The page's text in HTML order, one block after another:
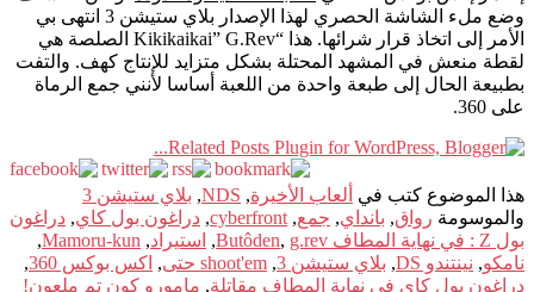
وضع ملء الشاشة الحصري لهذا الإصدار بلاي ستيشن 3 انتهى بي
الأمر إلى اتخاذ قرار شرائها. هذا “Kikikaikai” G.Rev الصلصة هي
لقطة منعش في المشهد المحتلة بشكل متزايد للإنتاج كهف. والتفت
بطبيعة الحال إلى طبعة واحدة من اللعبة أساسا لأنني جمع الرماة
على 360.
هذا الموضوع كتب في ألعاب الأخيرة,
NDS
, بلاي ستيشن 3
والموسومة رواق, بانداي, جمع,
cyberfront
, دراغون بول كاي, دراغون
بول Z : في نهاية المطاف Butôden
, g.rev
, استيراد,
Mamoru-kun
,
نامكو, نينتندو DS , بلاي ستيشن 3 , shoot'em حتى , اكس بوكس 360
,
دراغون بول كاي في نهاية المطاف مقاتلة, مامورو كون تم ملعون!